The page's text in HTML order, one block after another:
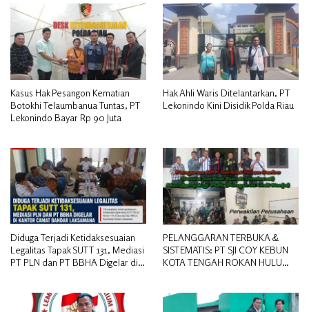
Kasus Hak Pesangon Kematian
Botokhi Telaumbanua Tuntas, PT
Lekonindo Bayar Rp 90 Juta
Hak Ahli Waris Ditelantarkan, PT
Lekonindo Kini Disidik Polda Riau
Diduga Terjadi Ketidaksesuaian
Legalitas Tapak SUTT 131, Mediasi
PT PLN dan PT BBHA Digelar di
PELANGGARAN TERBUKA &
SISTEMATIS: PT SJI COY KEBUN
KOTA TENGAH ROKAN HULU